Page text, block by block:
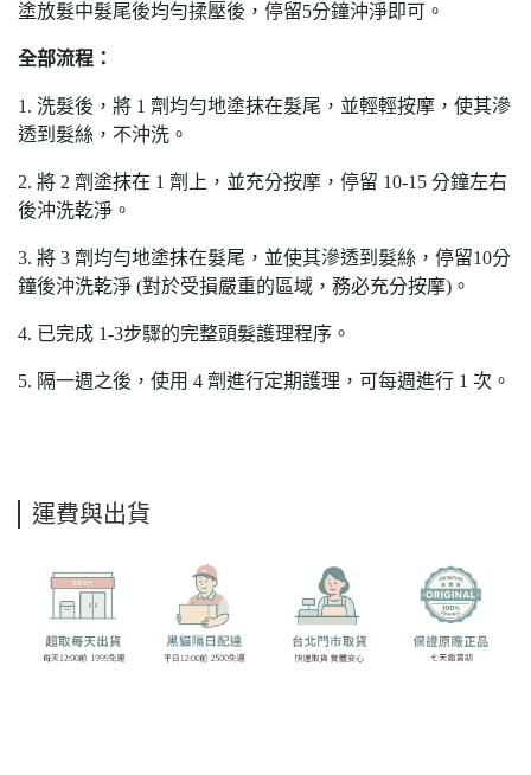
塗放髮中髮尾後均勻揉壓後，停留5分鐘沖淨即可。
全部流程：
1. 洗髮後，將 1 劑均勻地塗抹在髮尾，並輕輕按摩，使其滲
透到髮絲，不沖洗。
2. 將 2 劑塗抹在 1 劑上，並充分按摩，停留 10-15 分鐘左右
後沖洗乾淨。
3. 將 3 劑均勻地塗抹在髮尾，並使其滲透到髮絲，停留10分
鐘後沖洗乾淨 (對於受損嚴重的區域，務必充分按摩)。
4. 已完成 1-3步驟的完整頭髮護理程序。
5. 隔一週之後，使用 4 劑進行定期護理，可每週進行 1 次。
運費與出貨